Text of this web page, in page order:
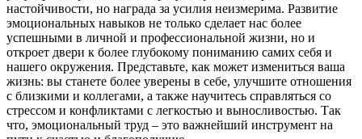
настойчивости, но награда за усилия неизмерима. Развитие
эмоциональных навыков не только сделает нас более
успешными в личной и профессиональной жизни, но и
откроет двери к более глубокому пониманию самих себя и
нашего окружения. Представьте, как может измениться ваша
жизнь: вы станете более уверены в себе, улучшите отношения
с близкими и коллегами, а также научитесь справляться со
стрессом и конфликтами с легкостью и выносливостью. Так
что, эмоциональный труд – это важнейший инструмент на